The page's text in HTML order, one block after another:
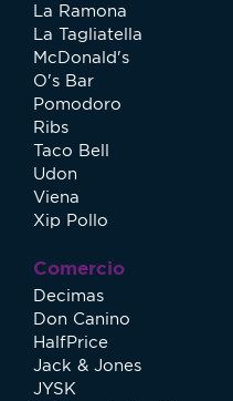
La Ramona
La Tagliatella
McDonald's
O's Bar
Pomodoro
Ribs
Taco Bell
Udon
Viena
Xip Pollo
Comercio
Decimas
Don Canino
HalfPrice
Jack & Jones
JYSK